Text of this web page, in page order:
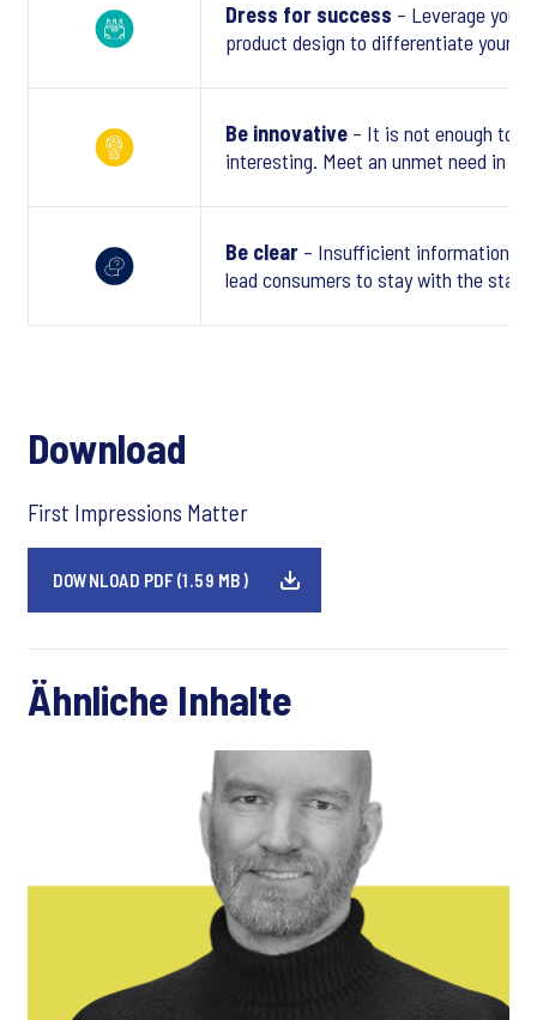
Dress for success – Leverage your
product design to differentiate
Be innovative – It is not enough to
interesting. Meet an unmet need in a
Be clear – Insufficient information or
lead consumers to stay with the
Download
First Impressions Matter
DOWNLOAD PDF (1.59 MB)
Ähnliche Inhalte